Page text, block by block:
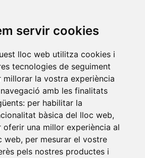
servir cookies
lloc web utilitza cookies i
tecnologies de seguiment
millorar la vostra experiència
amb les finalitats
per habilitar la
bàsica del lloc web,
oferir una millor experiència al
web, per mesurar el vostre
pels nostres productes i
I, local 10
Baynat, s/n
la Plana
93